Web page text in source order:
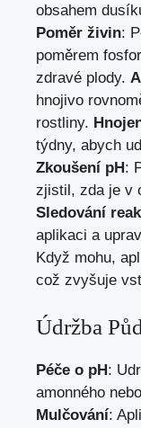
obsahem
Poměr živin:
poměrem
zdravé plody.
hnojivo
rostliny.
týdny, abych
Zkoušení pH:
zjistil, zda je v
Sledování
aplikaci a
Když mohu,
což zvyšuje
Údržba
Péče o pH:
amonného
Mulčování: